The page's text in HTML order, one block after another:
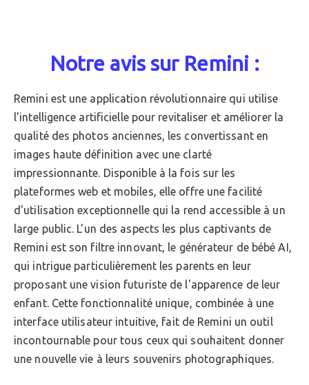
Notre avis sur Remini :
Remini est une application révolutionnaire qui utilise
l'intelligence artificielle pour revitaliser et améliorer la
qualité des photos anciennes, les convertissant en
images haute définition avec une clarté
impressionnante. Disponible à la fois sur les
plateformes web et mobiles, elle offre une facilité
d'utilisation exceptionnelle qui la rend accessible à un
large public. L'un des aspects les plus captivants de
Remini est son filtre innovant, le générateur de bébé AI,
qui intrigue particulièrement les parents en leur
proposant une vision futuriste de l'apparence de leur
enfant. Cette fonctionnalité unique, combinée à une
interface utilisateur intuitive, fait de Remini un outil
incontournable pour tous ceux qui souhaitent donner
une nouvelle vie à leurs souvenirs photographiques.